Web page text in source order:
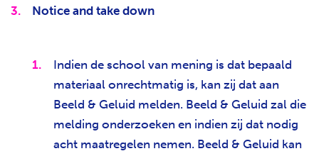
Notice and take down
Indien de school van mening is dat bepaald
materiaal onrechtmatig is, kan zij dat aan
Beeld & Geluid melden. Beeld & Geluid zal die
melding onderzoeken en indien zij dat nodig
acht maatregelen nemen. Beeld & Geluid kan